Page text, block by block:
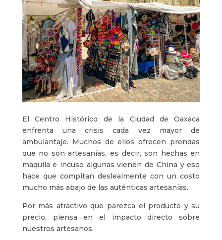
El Centro Histórico de la Ciudad de Oaxaca
enfrenta una crisis cada vez mayor de
ambulantaje. Muchos de ellos ofrecen prendas
que no son artesanías, es decir, son hechas en
maquila e incuso algunas vienen de China y eso
hace que compitan deslealmente con un costo
mucho más abajo de las auténticas artesanías.
Por más atractivo que parezca el producto y su
precio, piensa en el impacto directo sobre
nuestros artesanos.